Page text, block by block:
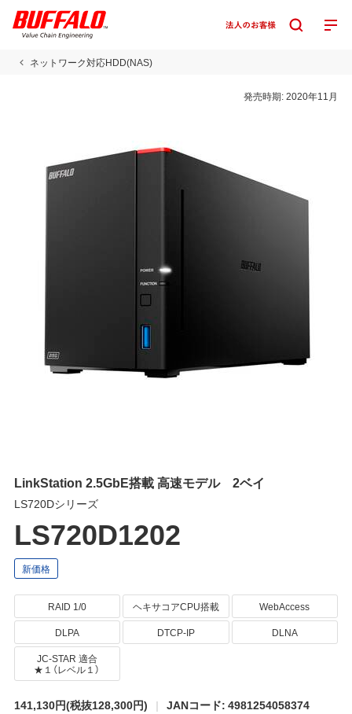
ネットワーク対応HDD(NAS)
発売時期:2020年11月
LinkStation 2.5GbE搭載 高速モデル 2ベイ
LS720Dシリーズ
LS720D1202
RAID 1/0 ヘキサコアCPU搭載
WebAccess
DLPA
DTCP-IP
DLNA
JC-STAR 適合
★１（レベル１）
141,130円(税抜128,300円) JANコード: 4981254058374